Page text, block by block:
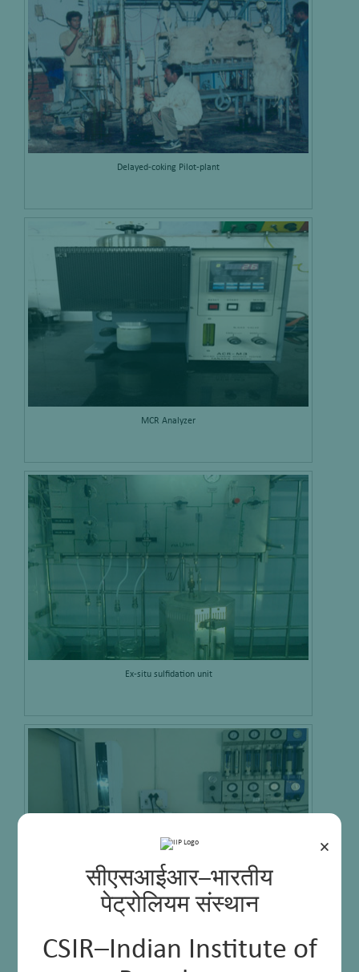
×
सीएसआईआर–भारतीय
पेट्रोलियम संस्थान
CSIR–Indian Institute of
Delayed-coking Pilot-plant
MCR Analyzer
Ex-situ sulfidation unit